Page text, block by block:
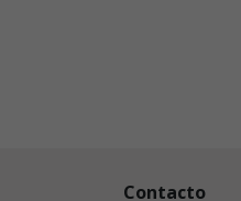
Contacto